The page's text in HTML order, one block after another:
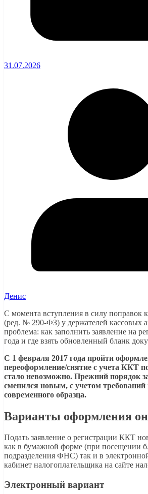
31.07.2026
Денис
С момента вступления в силу поправок
(ред. № 290-ФЗ) у держателей кассовых
проблема: как заполнить заявление на
года и где взять обновленный бланк
С 1 февраля 2017 года пройти
переоформление/снятие с учета ККТ
стало невозможно. Прежний порядок
сменился новым, с учетом требований
современного образца.
Варианты оформления
Подать заявление о регистрации ККТ
как в бумажной форме (при посещении
подразделения ФНС) так и в
кабинет налогоплательщика на сайте
Электронный вариант